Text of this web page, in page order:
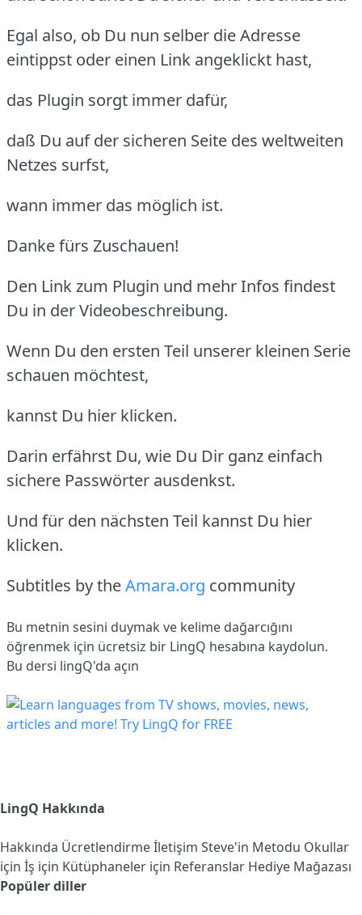
Egal also, ob Du nun selber die Adresse
eintippst oder einen Link angeklickt hast,
das Plugin sorgt immer dafür,
daß Du auf der sicheren Seite des weltweiten
Netzes surfst,
wann immer das möglich ist.
Danke fürs Zuschauen!
Den Link zum Plugin und mehr Infos findest
Du in der Videobeschreibung.
Wenn Du den ersten Teil unserer kleinen Serie
schauen möchtest,
kannst Du hier klicken.
Darin erfährst Du, wie Du Dir ganz einfach
sichere Passwörter ausdenkst.
Und für den nächsten Teil kannst Du hier
klicken.
Subtitles by theAmara.org community
Bu metnin sesini duymak ve kelime dağarcığını
öğrenmek için ücretsiz bir LingQ hesabına kaydolun.
Bu dersi lingQ'da açın
LingQ Hakkında
Hakkında Ücretlendirmeİletişim Steve'in Metodu Okullar
için İş için Kütüphaneler için Referanslar Hediye Mağazası
Popüler diller